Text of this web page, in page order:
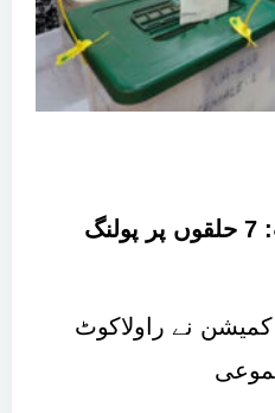
آزاد کشمیر انتخابات: 7 حلقوں پر پولنگ
نے راولاکوٹ